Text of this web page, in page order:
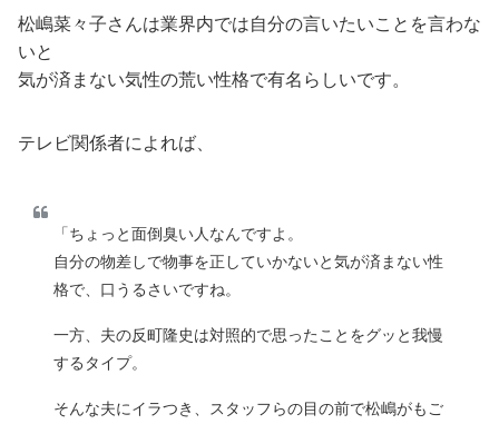
松嶋菜々子さんは業界内では自分の言いたいことを言わな
いと
気が済まない気性の荒い性格で有名らしいです。
テレビ関係者によれば、
「ちょっと面倒臭い人なんですよ。
自分の物差しで物事を正していかないと気が済まない性
格で、口うるさいですね。
一方、夫の反町隆史は対照的で思ったことをグッと我慢
するタイプ。
そんな夫にイラつき、スタッフらの目の前で松嶋がもご